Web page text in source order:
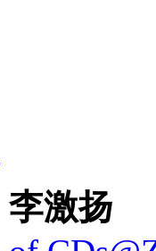
李激扬